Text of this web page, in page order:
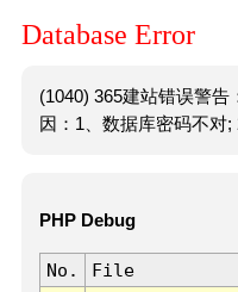
Database Error
(1040) 365建站错误警
因：1、数据库密码不对;
PHP Debug
No. File